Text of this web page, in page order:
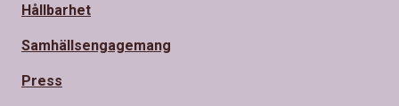
Hållbarhet
Samhällsengagemang
Press